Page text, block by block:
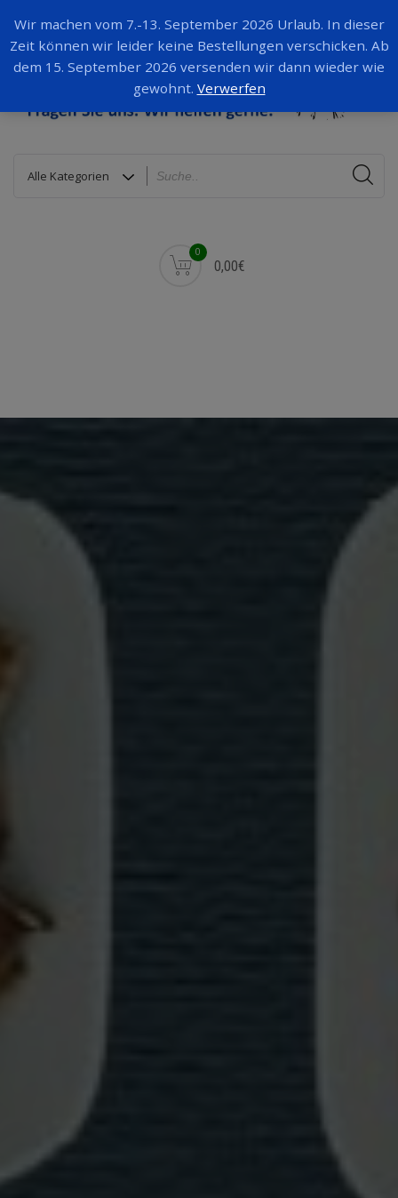
0
0,00€
Wir machen vom 7.-13. September 2026 Urlaub. In dieser
Zeit können wir leider keine Bestellungen verschicken. Ab
dem 15. September 2026 versenden wir dann wieder wie
gewohnt. Verwerfen